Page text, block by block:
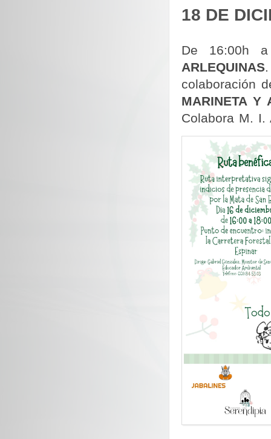
18 DE
De 16:00h
ARLEQUINAS
colaboración
MARINETA Y
Colabora M. I.